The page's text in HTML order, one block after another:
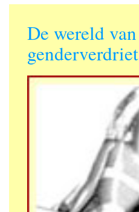
De wereld van
genderverdriet